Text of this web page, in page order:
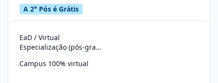
A 2° Pós é Grátis
EaD / Virtual
Especialização (pós-graduação)
Campus 100% virtual